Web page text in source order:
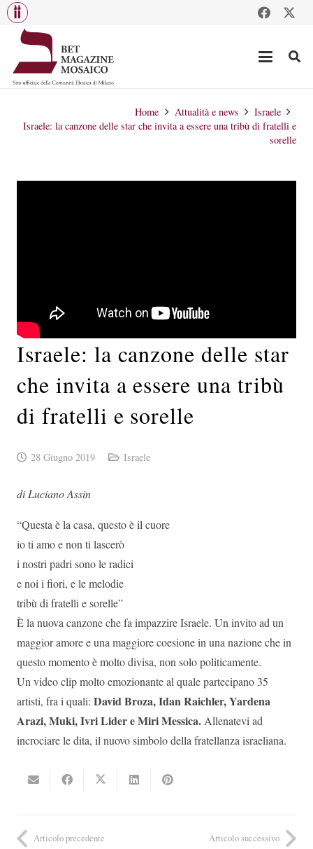
Home Attualità e news
Israele
Israele: la canzone delle star che invita a essere una tribù di fratelli e
sorelle
Israele: la canzone delle star
che invita a essere una tribù
di fratelli e sorelle
28 Giugno 2019 Israele
di Luciano Assin
“Questa è la casa, questo è il cuore
io ti amo e non ti lascerò
i nostri padri sono le radici
e noi i fiori, e le melodie
tribù di fratelli e sorelle”
È la nuova canzone che fa impazzire Israele. Un invito ad un
maggior amore e una maggiore coesione in una nazione che in
questo momento è molto divisa, non solo politicamente.
Un video clip molto emozionante al quale partecipano 35
artisti, fra i quali: David Broza, Idan Raichler, Yardena
Arazi, Muki, Ivri Lider e Miri Messica. Allenatevi ad
incrociare le dita, il nuovo simbolo della fratellanza israeliana.
Articolo precedente Articolo successivo